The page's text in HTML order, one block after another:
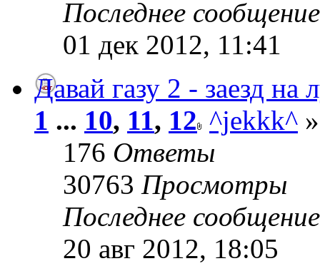
Последнее
01 дек 2012, 11:41
Давай газу 2 - заезд
1 ... 10, 11, 12 ^jekkk^
176 Ответы
30763 Просмотры
Последнее
20 авг 2012, 18:05